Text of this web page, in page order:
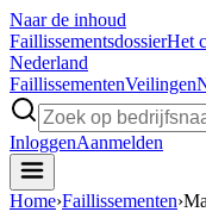
Naar de inhoud
FaillissementsdossierHet
Nederland
FaillissementenVeilingen
InloggenAanmelden
Home›Faillissementen›